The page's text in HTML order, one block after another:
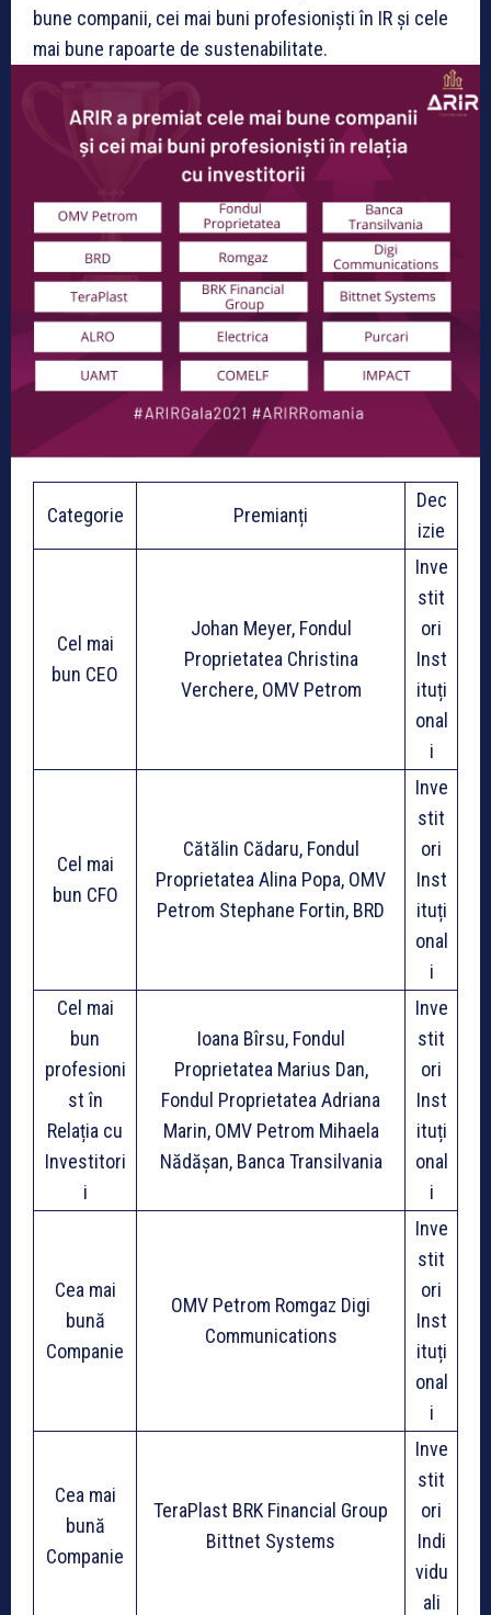
bune companii, cei mai buni profesioniști în IR și cele
mai bune rapoarte de sustenabilitate.
Categorie Premianți
Dec
izie
Cel mai
bun CEO
Johan Meyer, Fondul
Proprietatea Christina
Verchere, OMV Petrom
Inve
stit
ori
Inst
ituți
onal
i
Cel mai
bun CFO
Cătălin Cădaru, Fondul
Proprietatea Alina Popa, OMV
Petrom Stephane Fortin, BRD
Inve
stit
ori
Inst
ituți
onal
i
Cel mai
bun
profesioni
st în
Relația cu
Investitori
i
Ioana Bîrsu, Fondul
Proprietatea Marius Dan,
Fondul Proprietatea Adriana
Marin, OMV Petrom Mihaela
Nădășan, Banca Transilvania
Inve
stit
ori
Inst
ituți
onal
i
Cea mai
bună
Companie
OMV Petrom Romgaz Digi
Communications
Inve
stit
ori
Inst
ituți
onal
i
Cea mai
bună
Companie
TeraPlast BRK Financial Group
Bittnet Systems
Inve
stit
ori
Indi
vidu
ali